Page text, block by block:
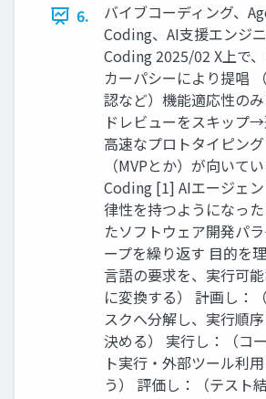
6.
バイブコーディング、
Coding、AI支援エンジ
Coding 2025/02 X上で
カーパシーにより提唱
認など）機能適応性の
ドレビューをスキップ→
高速なプロトタイピン
（MVPとか）が向いて
Coding [1] AIエージェ
律性を持つようになっ
たソフトウェア開発パ
ープを繰り返す 目的を
言語の要求を、実行可
に変換する） 計画し：
スクへ分解し、実行順
決める） 実行し：（コ
ト実行・外部ツール利
う） 評価し：（テスト